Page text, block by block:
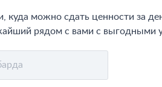
куда можно сдать ценности за
рядом с вами с выгодными